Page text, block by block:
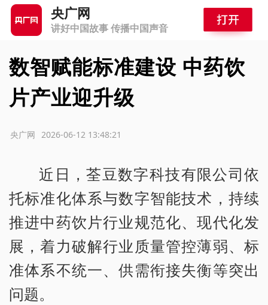
央广网
讲好中国故事 传播中国声音
数智赋能标准建设 中药饮
片产业迎升级
2026-06-12 13:48:21
央广网
近日，荃豆数字科技有限公司依
托标准化体系与数字智能技术，持续
推进中药饮片行业规范化、现代化发
展，着力破解行业质量管控薄弱、标
准体系不统一、供需衔接失衡等突出
问题。